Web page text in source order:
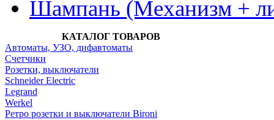
Шампань (Механизм +
КАТАЛОГ ТОВАРОВ
Автоматы, УЗО, дифавтоматы
Счетчики
Розетки, выключатели
Schneider Electric
Legrand
Werkel
Ретро розетки и выключатели Bironi